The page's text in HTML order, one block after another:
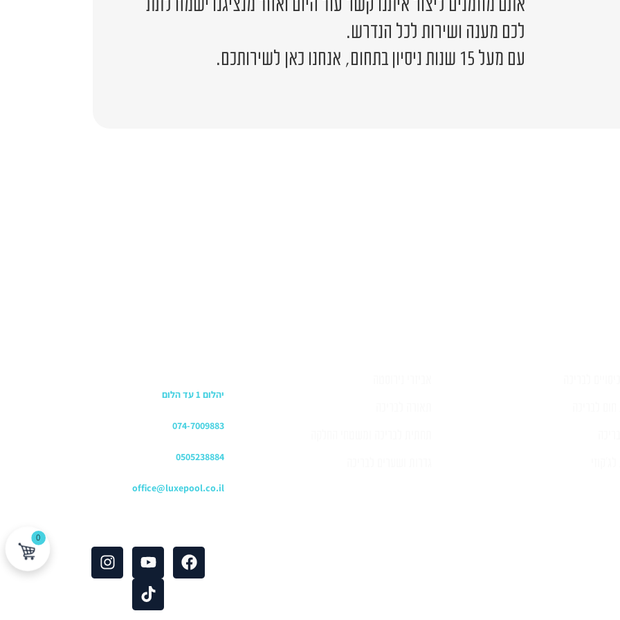
לכם מענה ושירות לכל הנדרש.
עם מעל 15 שנות ניסיון בתחום, אנחנו כאן לשירותכם.
יהלום 1 עד הלום
074-7009883
0505238884
office@luxepool.co.il
0